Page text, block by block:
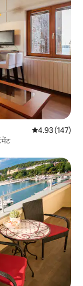
औसत रेटिंग 5 में से
4.93 (147)